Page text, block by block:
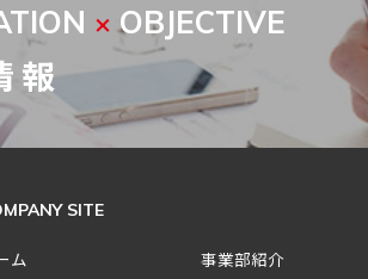
× OBJECTIVE
報
SITE
ム 事業部紹介